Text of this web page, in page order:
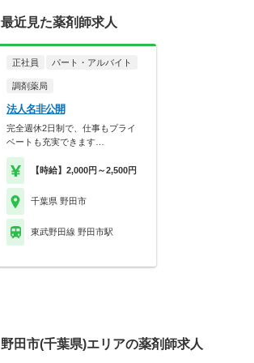
最近見た薬剤師求人
正社員 パート・アルバイト
調剤薬局
法人名非公開
完全週休2日制で、仕事もプライ
ベートも充実できます…
【時給】2,000円～2,500円
千葉県 野田市
東武野田線 野田市駅
野田市(千葉県)エリアの薬剤師求人